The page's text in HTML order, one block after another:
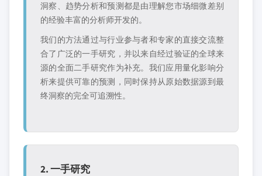
洞察、趋势分析和预测都是由理解您市场细微差别
的经验丰富的分析师开发的。
我们的方法通过与行业参与者和专家的直接交流整
合了广泛的一手研究，并以来自经过验证的全球来
源的全面二手研究作为补充。我们应用量化影响分
析来提供可靠的预测，同时保持从原始数据源到最
终洞察的完全可追溯性。
2. 一手研究